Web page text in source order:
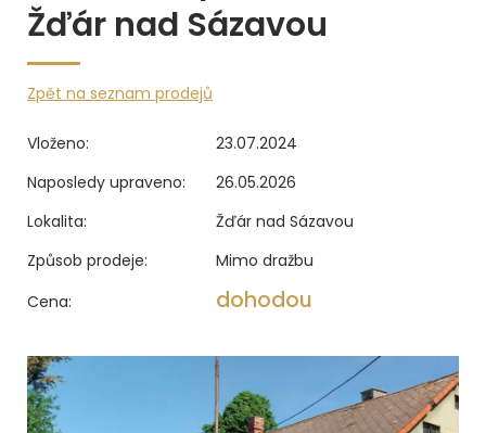
Žďár nad Sázavou
Zpět na seznam prodejů
Vloženo:
23.07.2024
Naposledy upraveno:
26.05.2026
Lokalita:
Žďár nad Sázavou
Způsob prodeje:
Mimo dražbu
Cena:
dohodou